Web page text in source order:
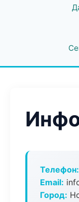
Телефон:
Email:
Город: